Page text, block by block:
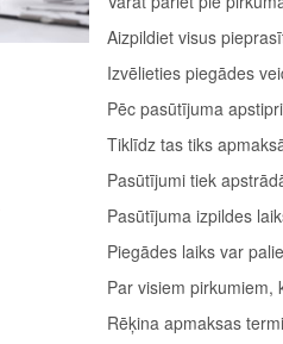
Aizpildiet visus
Izvēlieties piegādes
Pēc pasūtījuma
Tiklīdz tas tiks
Pasūtījumi tiek
Pasūtījuma izpildes
Piegādes laiks var
Par visiem pirkumiem,
Rēķina apmaksas